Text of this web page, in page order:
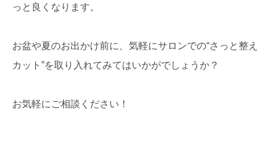
っと良くなります。
お盆や夏のお出かけ前に、気軽にサロンでの“さっと整え
カット”を取り入れてみてはいかがでしょうか？
お気軽にご相談ください！